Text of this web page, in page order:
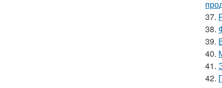
37.
38.
39.
40.
41.
42.